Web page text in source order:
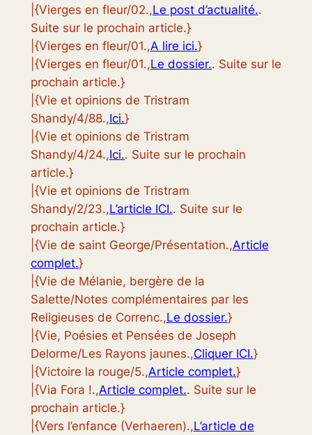
|{Vierges en fleur/02.,Le post d’actualité..
Suite sur le prochain article.}
|{Vierges en fleur/01.,A lire ici.}
|{Vierges en fleur/01.,Le dossier.. Suite sur le
prochain article.}
|{Vie et opinions de Tristram
Shandy/4/88.,Ici.}
|{Vie et opinions de Tristram
Shandy/4/24.,Ici.. Suite sur le prochain
article.}
|{Vie et opinions de Tristram
Shandy/2/23.,L’article ICI.. Suite sur le
prochain article.}
|{Vie de saint George/Présentation.,Article
complet.}
|{Vie de Mélanie, bergère de la
Salette/Notes complémentaires par les
Religieuses de Correnc.,Le dossier.}
|{Vie, Poésies et Pensées de Joseph
Delorme/Les Rayons jaunes.,Cliquer ICI.}
|{Victoire la rouge/5.,Article complet.}
|{Via Fora !.,Article complet.. Suite sur le
prochain article.}
|{Vers l’enfance (Verhaeren).,L’article de